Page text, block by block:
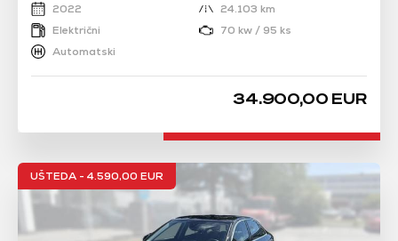
2022
24.103 km
Električni
70 kw / 95 ks
Automatski
34.900,00 EUR
UŠTEDA - 4.590,00 EUR